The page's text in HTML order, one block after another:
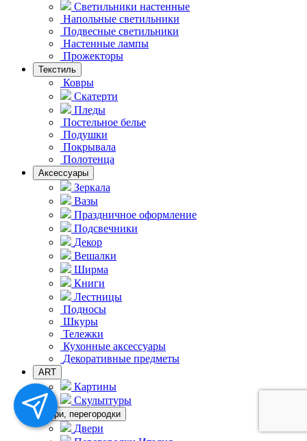
Светильники настенные
Напольные светильники
Подвесные светильники
Hастенные лампы
Прожекторы
Текстиль
Ковры
Скатерти
Пледы
Постельное белье
Подушки
Покрывала
Полотенца
Аксессуары
Зеркала
Вазы
Праздничное оформление
Подсвечники
Декор
Вешалки
Ширма
Книги
Лестницы
Подносы
Шкуры
Тележки
Кухонные аксессуары
Декоративные предметы
ART
Картины
Скульптуры
Двери, перегородки
Двери